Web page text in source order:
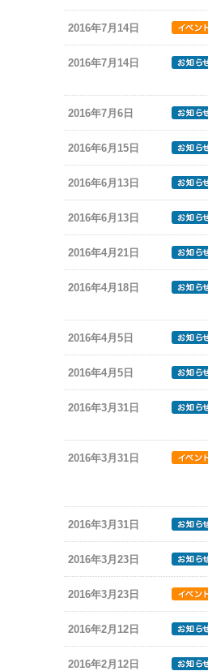
2016年7月14日
2016年7月14日
2016年7月6日
2016年6月15日
2016年6月13日
2016年6月13日
2016年4月21日
2016年4月18日
2016年4月5日
2016年4月5日
2016年3月31日
2016年3月31日
2016年3月31日
2016年3月23日
2016年3月23日
2016年2月12日
2016年2月12日